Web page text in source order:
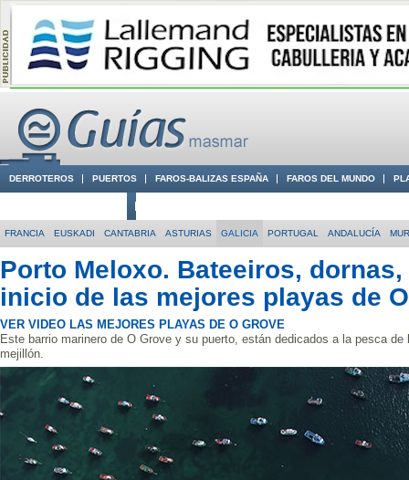
DERROTEROS PUERTOS FAROS-BALIZAS ESPAÑA FAROS DEL MUNDO
FRANCIA EUSKADI CANTABRIA ASTURIAS GALICIA PORTUGAL ANDALUCÍA
Porto Meloxo. Bateeiros,
inicio de las mejores playas de
VER VIDEO LAS MEJORES PLAYAS DE O GROVE
Este barrio marinero de O Grove y su puerto, están dedicados a la pesca
mejillón.